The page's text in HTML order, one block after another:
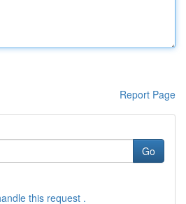
Report Page
Go
this request .